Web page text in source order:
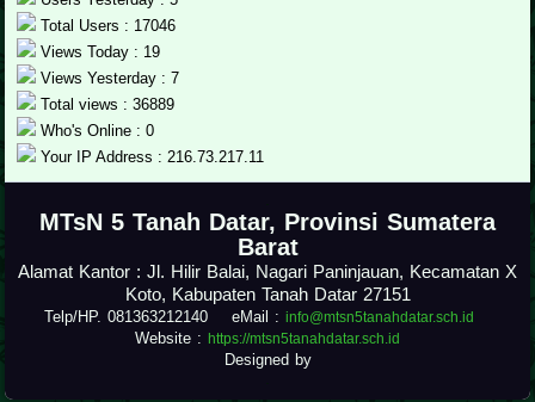
Total Users : 17046
Views Today : 19
Views Yesterday : 7
Total views : 36889
Who's Online : 0
Your IP Address : 216.73.217.11
MTsN 5 Tanah Datar, Provinsi Sumatera
Barat
Alamat Kantor : Jl. Hilir Balai, Nagari Paninjauan, Kecamatan X
Koto, Kabupaten Tanah Datar 27151
Telp/HP. 081363212140 eMail : info@mtsn5tanahdatar.sch.id
Website : https://mtsn5tanahdatar.sch.id
Designed by